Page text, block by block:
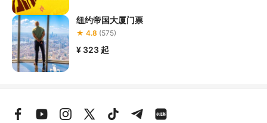
纽约帝国大厦门票
★ 4.8 (575)
¥ 323 起